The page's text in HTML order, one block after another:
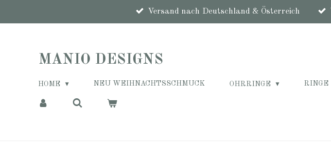
Hauptinhalt
Versand nach Deutschland & Österreich
MANIO DESIGNS
HOME NEU WEIHNACHTSSCHMUCK OHRRINGE RINGE